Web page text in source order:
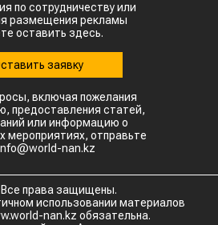
по сотрудничеству или
размещения рекламы
оставить здесь.
заявку
включая пожелания
предоставления статей,
или информацию о
мероприятиях, отправьте
nan.kz
права защищены.
использовании материалов
nan.kz обязательна.